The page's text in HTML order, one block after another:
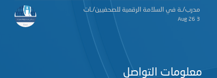
مدرب/ـة في السلامة الرقمية للصحفيين/ـات
3 Aug 26
معلومات التواصل